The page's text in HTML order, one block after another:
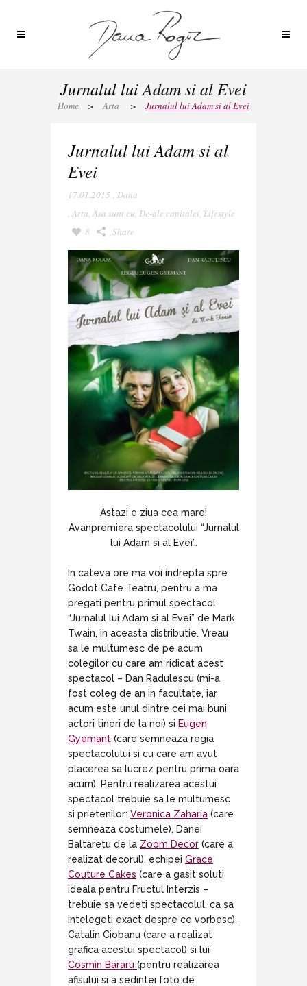
Jurnalul lui Adam si al Evei
Home > Arta > Jurnalul lui Adam si al Evei
Jurnalul lui Adam si al
Evei
17.01.2015 , Dana
, Arta, Asa sunt eu, De-ale capitalei, Lifestyle
8
Share
Astazi e ziua cea mare!
Avanpremiera spectacolului “Jurnalul
lui Adam si al Evei”.
In cateva ore ma voi indrepta spre
Godot Cafe Teatru, pentru a ma
pregati pentru primul spectacol
“Jurnalul lui Adam si al Evei” de Mark
Twain, in aceasta distributie. Vreau
sa le multumesc de pe acum
colegilor cu care am ridicat acest
spectacol – Dan Radulescu (mi-a
fost coleg de an in facultate, iar
acum este unul dintre cei mai buni
actori tineri de la noi) si Eugen
Gyemant (care semneaza regia
spectacolului si cu care am avut
placerea sa lucrez pentru prima oara
acum). Pentru realizarea acestui
spectacol trebuie sa le multumesc
si prietenilor: Veronica Zaharia (care
semneaza costumele), Danei
Baltaretu de la Zoom Decor (care a
realizat decorul), echipei Grace
Couture Cakes (care a gasit soluti
ideala pentru Fructul Interzis –
trebuie sa vedeti spectacolul, ca sa
intelegeti exact despre ce vorbesc),
Catalin Ciobanu (care a realizat
grafica acestui spectacol) si lui
Cosmin Bararu (pentru realizarea
afisului si a sedintei foto de